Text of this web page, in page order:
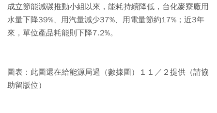
成立節能減碳推動小組以來，能耗持續降低，台化麥寮廠用
水量下降39%、用汽量減少37%、用電量節約17%；近3年
來，單位產品耗能則下降7.2%。
圖表：此圖還在給能源局過（數據圖）１１／２提供（請協
助留版位）